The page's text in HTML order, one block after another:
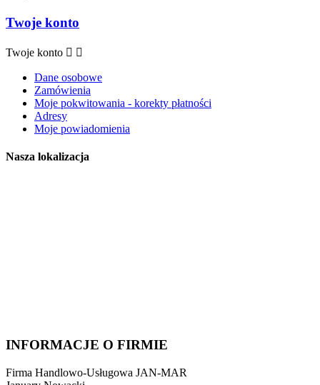
Twoje konto
Twoje konto  
Dane osobowe
Zamówienia
Moje pokwitowania - korekty płatności
Adresy
Moje powiadomienia
Nasza lokalizacja
INFORMACJE O FIRMIE
Firma Handlowo-Usługowa JAN-MAR